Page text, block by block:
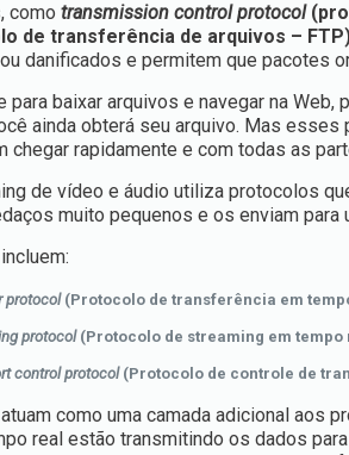
comotransmission control protocol
de transferência de arquivos –
danificados e permitem que pacotes
para baixar arquivos e navegar na
ainda obterá seu arquivo. Mas
chegar rapidamente e com todas as
de vídeo e áudio utiliza protocolos
muito pequenos e os enviam
protocol(Protocolo de transferência em
protocol(Protocolo de streaming em tempo
control protocol(Protocolo de controle de
como uma camada adicional aos
real estão transmitindo os dados